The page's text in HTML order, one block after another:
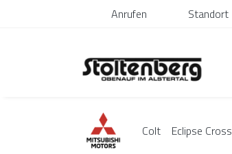
Anrufen Standort
Colt Eclipse Cross